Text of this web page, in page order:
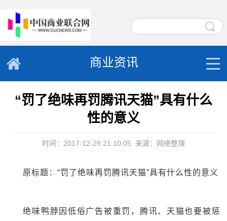
商业资讯
“罚了绝味再罚腾讯天猫”具有什么
性的意义
时间：2017-12-29 21:10:05 来源：网络整理
原标题：“罚了绝味再罚腾讯天猫”具有什么性的意义
绝味鸭脖因低俗广告被重罚，腾讯、天猫也要被惩